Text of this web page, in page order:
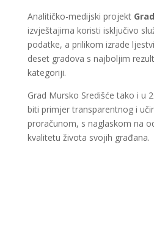
Analitičko-medijski projekt
izvještajima koristi isključivo
podatke, a prilikom izrade
deset gradova s najboljim
kategoriji.
Grad Mursko Središće tako i u
biti primjer transparentnog i
proračunom, s naglaskom na
kvalitetu života svojih građana.